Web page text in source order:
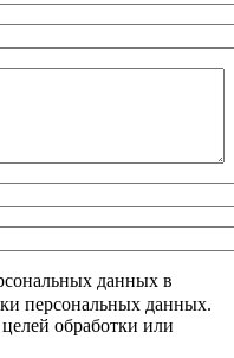
данных в
персональных данных.
обработки или